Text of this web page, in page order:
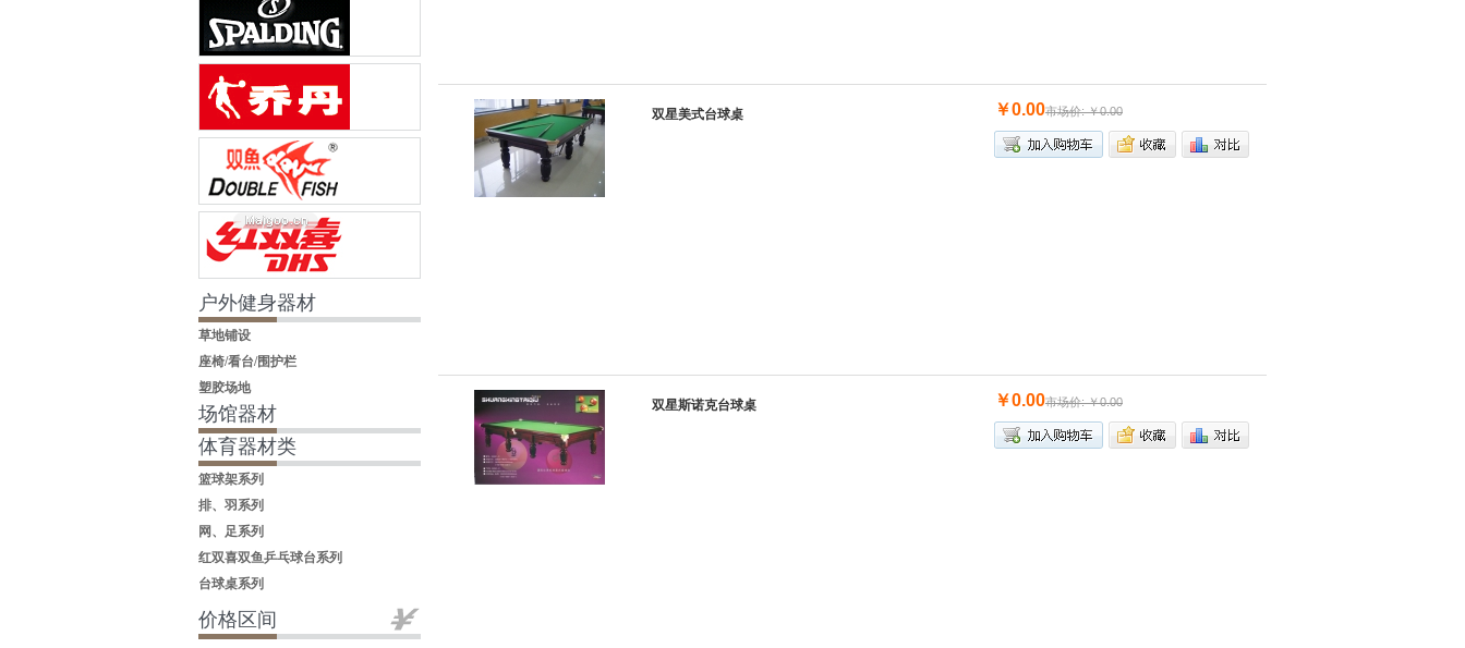
户外健身器材
草地铺设
座椅/看台/围护栏
塑胶场地
场馆器材
体育器材类
篮球架系列
排、羽系列
网、足系列
红双喜双鱼乒乓球台系列
台球桌系列
价格区间
双星美式台球桌 ￥0.00市场价: ￥0.00
双星斯诺克台球桌 ￥0.00市场价: ￥0.00